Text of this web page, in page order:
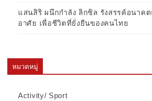
แสนสิริ ผนึกกำลัง ลิกซิล รังสรรค์อนาค
อาศัย เพื่อชีวิตที่ยั่งยืนของคนไทย
หมวดหมู่
Activity/ Sport